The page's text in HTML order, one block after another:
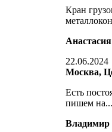
Кран
Анастасия
22.06.2024
Москва,
Есть
пишем на...
Владимир